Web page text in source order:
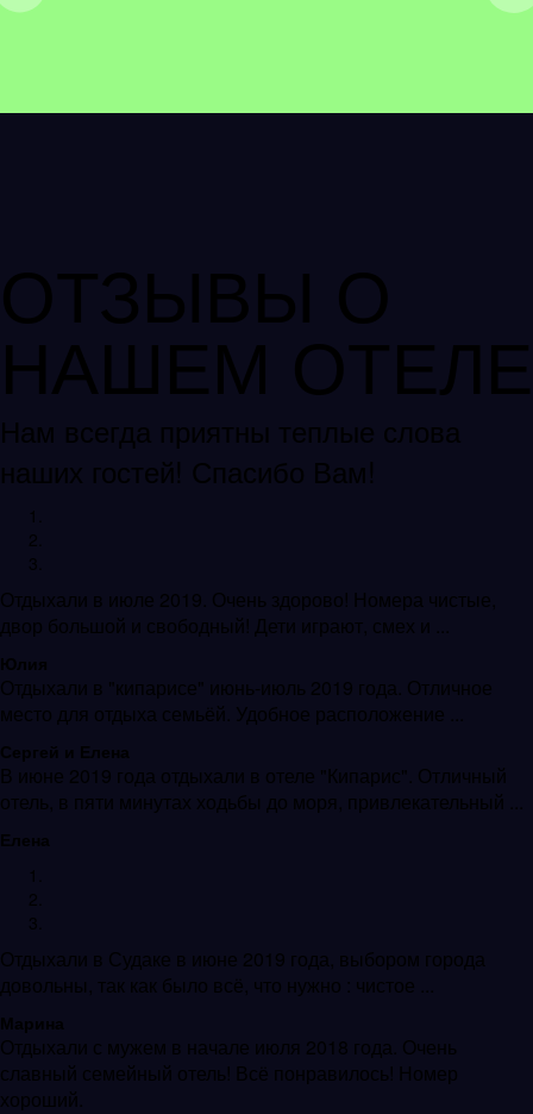
ОТЗЫВЫ О
НАШЕМ ОТЕЛЕ
Нам всегда приятны теплые слова
наших гостей! Спасибо Вам!
Отдыхали в июле 2019. Очень здорово! Номера чистые,
двор большой и свободный! Дети играют, смех и ...
Юлия
Отдыхали в "кипарисе" июнь-июль 2019 года. Отличное
место для отдыха семьёй. Удобное расположение ...
Сергей и Елена
В июне 2019 года отдыхали в отеле "Кипарис". Отличный
отель, в пяти минутах ходьбы до моря, привлекательный ...
Елена
Отдыхали в Судаке в июне 2019 года, выбором города
довольны, так как было всё, что нужно : чистое ...
Марина
Отдыхали с мужем в начале июля 2018 года. Очень
славный семейный отель! Всё понравилось! Номер
хороший.